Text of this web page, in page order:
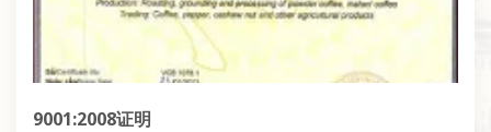
9001:2008证明